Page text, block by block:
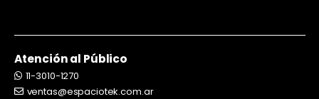
Atención al Público
11-3010-1270
ventas@espaciotek.com.ar